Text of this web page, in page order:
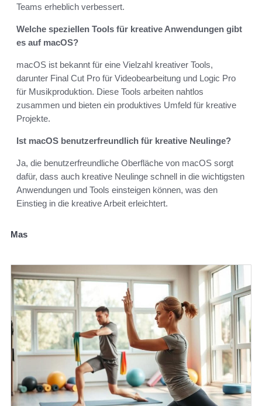
Teams erheblich verbessert.
Welche speziellen Tools für kreative Anwendungen gibt
es auf macOS?
macOS ist bekannt für eine Vielzahl kreativer Tools,
darunter Final Cut Pro für Videobearbeitung und Logic Pro
für Musikproduktion. Diese Tools arbeiten nahtlos
zusammen und bieten ein produktives Umfeld für kreative
Projekte.
Ist macOS benutzerfreundlich für kreative Neulinge?
Ja, die benutzerfreundliche Oberfläche von macOS sorgt
dafür, dass auch kreative Neulinge schnell in die wichtigsten
Anwendungen und Tools einsteigen können, was den
Einstieg in die kreative Arbeit erleichtert.
Mas